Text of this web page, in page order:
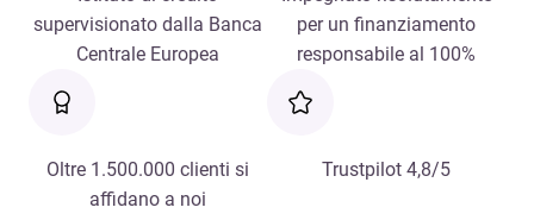
supervisionato dalla Banca
Centrale Europea
per un finanziamento
responsabile al 100%
Oltre 1.500.000 clienti si
affidano a noi
Trustpilot 4,8/5